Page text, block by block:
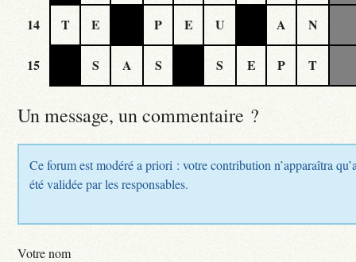
14 T E P E U A N
15 S A S S E P T
Un message, un commentaire ?
Ce forum est modéré a priori : votre contribution n’apparaîtra
été validée par les responsables.
Votre nom